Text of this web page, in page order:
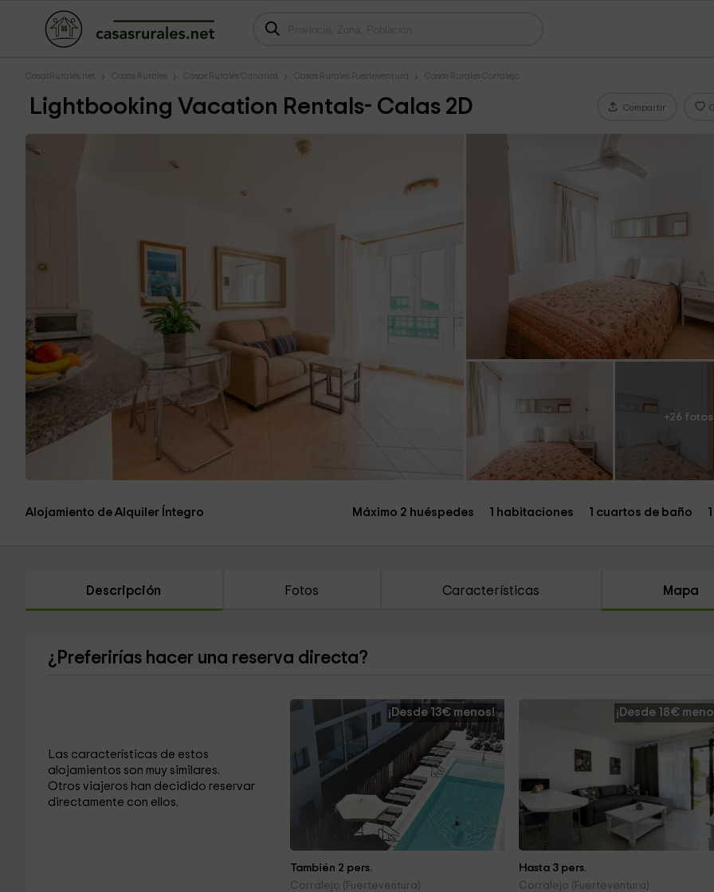
CasasRurales.net Casas Rurales Casas Rurales Canarias Casas Rurales Fuerteventura Casas Rurales Corralejo
Lightbooking Vacation Rentals- Calas 2D Compartir
+26 fotos
Alojamiento de Alquiler Íntegro Máximo 2 huéspedes 1 habitaciones 1 cuartos de baño
Descripción Fotos Características Mapa
¿Preferirías hacer una reserva directa?
Las características de estos
alojamientos son muy similares.
Otros viajeros han decidido reservar
directamente con ellos.
¡Desde 13€ menos!
También 2 pers.
Corralejo (Fuerteventura)
¡Desde 18€
Hasta 3 pers.
Corralejo (Fuerteventura)